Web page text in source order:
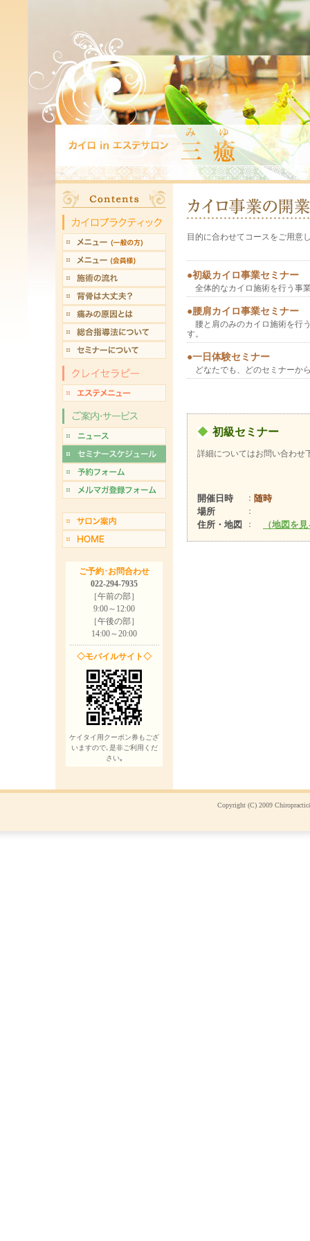
ご予約･お問合わせ
022-294-7935
［午前の部］
9:00～12:00
［午後の部］
14:00～20:00
◇モバイルサイト◇
ケイタイ用クーポン券もござ
いますので､是非ご利用くだ
さい｡
目的に合わせてコースをご用意
●初級カイロ事業セミナー
全体的なカイロ施術を行う事
●腰肩カイロ事業セミナー
腰と肩のみのカイロ施術を行
す。
●一日体験セミナー
どなたでも、どのセミナーか
初級セミナー
詳細についてはお問い合わせ
開催日時 ： 随時
場所
：
住所・地図 ： （地図を
Copyright (C) 2009